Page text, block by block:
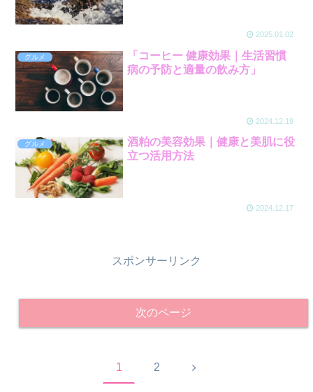
2025.01.02
グルメ
「コーヒー 健康効果｜生活習慣
病の予防と適量の飲み方」
2024.12.19
グルメ
酒粕の美容効果｜健康と美肌に役
立つ活用方法
2024.12.17
スポンサーリンク
次のページ
1 2 次